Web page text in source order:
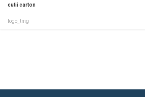
cutii carton
logo_tmg